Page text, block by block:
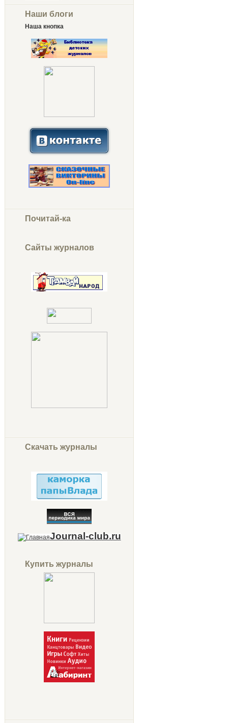
Наши блоги
Наша кнопка
Почитай-ка
Сайты журналов
Скачать журналы
Journal-club.ru
Купить журналы